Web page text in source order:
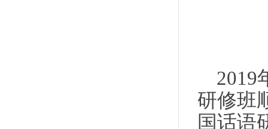
2019
研修班
国话语